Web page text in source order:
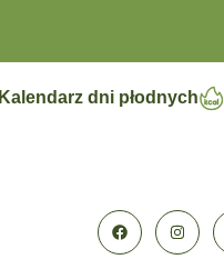
Kalendarz dni płodnych